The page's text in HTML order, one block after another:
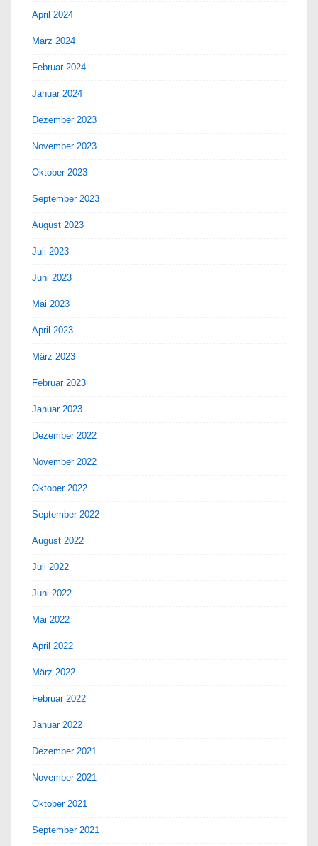
April 2024
März 2024
Februar 2024
Januar 2024
Dezember 2023
November 2023
Oktober 2023
September 2023
August 2023
Juli 2023
Juni 2023
Mai 2023
April 2023
März 2023
Februar 2023
Januar 2023
Dezember 2022
November 2022
Oktober 2022
September 2022
August 2022
Juli 2022
Juni 2022
Mai 2022
April 2022
März 2022
Februar 2022
Januar 2022
Dezember 2021
November 2021
Oktober 2021
September 2021